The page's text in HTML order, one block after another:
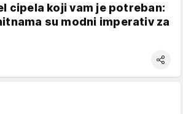
cipela koji vam je potreban:
su modni imperativ za